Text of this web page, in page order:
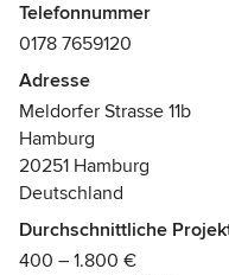
Telefonnummer
0178 7659120
Adresse
Meldorfer Strasse 11b
Hamburg
20251 Hamburg
Deutschland
Durchschnittliche
400 – 1.800 €